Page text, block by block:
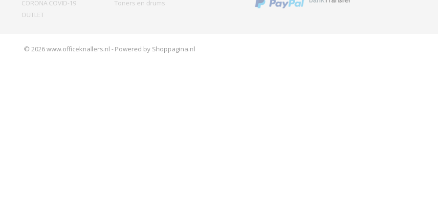
CORONA COVID-19
OUTLET
Toners en drums
© 2026 www.officeknallers.nl - Powered by Shoppagina.nl